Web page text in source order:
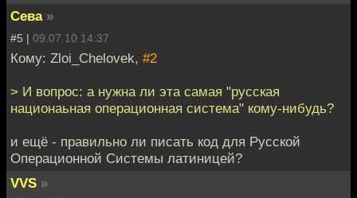
Сева »
#5 | 09.07.10 14:37
Кому: Zloi_Chelovek, #2
> И вопрос: а нужна ли эта самая "русская
национаьная операционная система" кому-нибудь?
и ещё - правильно ли писать код для Русской
Операционной Системы латиницей?
VVS »